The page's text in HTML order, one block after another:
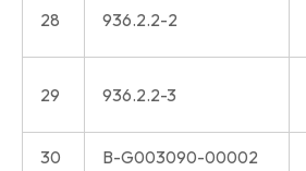
28 936.2.2-2
29 936.2.2-3
30 B-G003090-00002